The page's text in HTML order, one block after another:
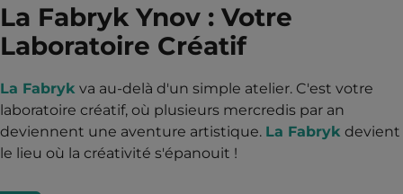
La Fabryk Ynov : Votre
Laboratoire Créatif
La Fabryk va au-delà d'un simple atelier. C'est votre
laboratoire créatif, où plusieurs mercredis par an
deviennent une aventure artistique. La Fabryk devient
le lieu où la créativité s'épanouit !